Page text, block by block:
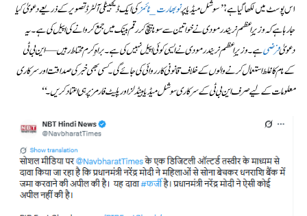
اس پوسٹ میں لکھا گیا ہے،’’سوشل میڈیا پرنوبھارت_ٹائمزکی ایک ڈیجیٹلی آلٹرڈ تصویر کے ذریعے دعویٰ کیا
جا رہا ہے کہ وزیرِ اعظم نریندر مودی نے خواتین سے سونا بیچ کر رقم بینک میں جمع کروانے کی اپیل کی ہے۔ یہ
دعویٰفرضیہے۔ وزیرِ اعظم نریندر مودی نے ایسی کوئی اپیل نہیں کی ہے۔ براہِ کرم محتاط رہیں — این بی ٹی
کے نام کا غلط استعمال کرنے والوں کے خلاف قانونی کارروائی کی جائے گی۔ کسی بھی خبر کی صداقت اور سرکاری
معلومات کے لیے صرف این بی ٹی کے سرکاری سوشل میڈیا ہینڈلز اور پلیٹ فارمز پر ہی اعتماد کریں۔‘‘